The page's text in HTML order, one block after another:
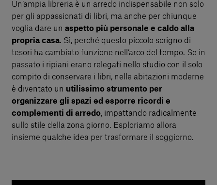
Un’ampia libreria è un arredo indispensabile non solo
per gli appassionati di libri, ma anche per chiunque
voglia dare un aspetto più personale e caldo alla
propria casa. Sì, perché questo piccolo scrigno di
tesori ha cambiato funzione nell’arco del tempo. Se in
passato i ripiani erano relegati nello studio con il solo
compito di conservare i libri, nelle abitazioni moderne
è diventato un utilissimo strumento per
organizzare gli spazi ed esporre ricordi e
complementi di arredo, impattando radicalmente
sullo stile della zona giorno. Esploriamo allora
insieme qualche idea per trasformare il soggiorno.